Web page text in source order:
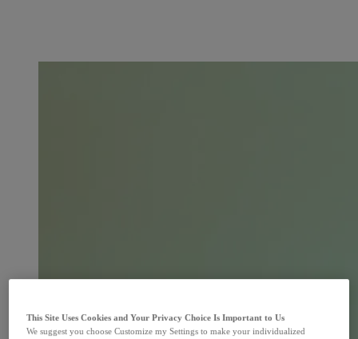
This Site Uses Cookies and Your Privacy Choice Is Important to Us
We suggest you choose Customize my Settings to make your individualized